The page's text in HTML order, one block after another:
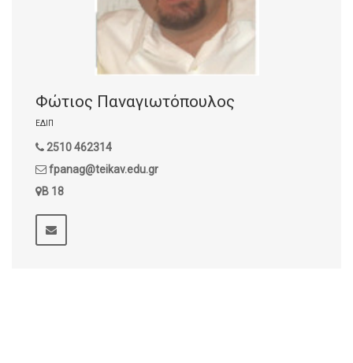
Φώτιος Παναγιωτόπουλος
ΕΔΙΠ
2510 462314
fpanag@teikav.edu.gr
B 18